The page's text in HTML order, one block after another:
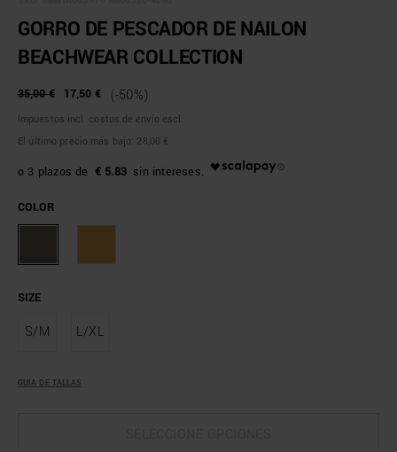
GORRO DE PESCADOR DE NAILON
BEACHWEAR COLLECTION
35,00 € 17,50 € (-50%)
Impuestos incl. costos de envío escl.
El último precio más bajo: 28,00 €
€ 5.83
COLOR
SIZE
S/M L/XL
GUÍA DE TALLAS